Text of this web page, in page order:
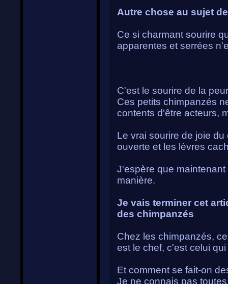
Autre chose au sujet
Ce si charmant sourire
apparentes et serrées
C'est le sourire de la
Ces petits chimpanzés
contents d'être acteurs,
Le vrai sourire de joie
ouverte et les lèvres
J'espère que
manière.
Je vais terminer cet
des chimpanzés
Chez les chimpanzés,
est le chef, c'est celui
Et comment se fait-on
Je ne connais pas